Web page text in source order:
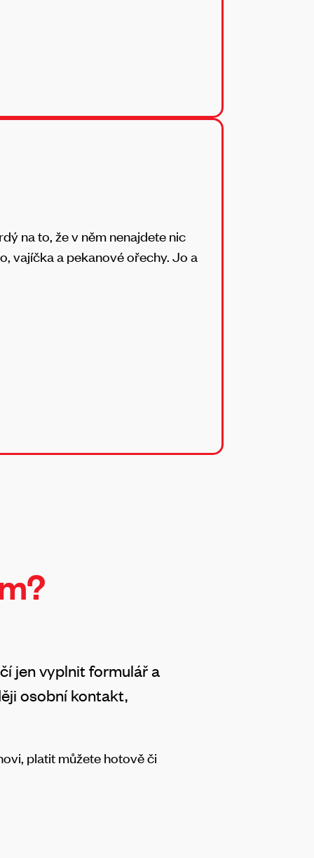
na to, že v něm nenajdete nic
vajíčka a pekanové ořechy. Jo a
jen vyplnit formulář a
osobní kontakt,
platit můžete hotově či